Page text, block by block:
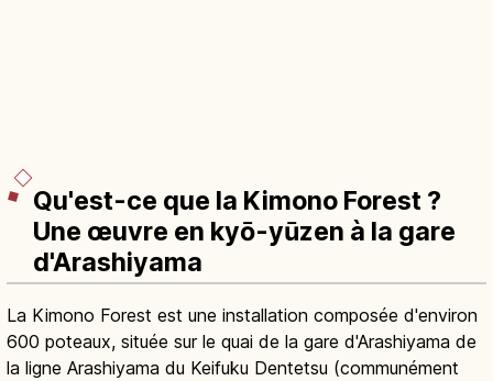
Qu'est-ce que la Kimono Forest ?
Une œuvre en kyō-yūzen à la gare
d'Arashiyama
La Kimono Forest est une installation composée d'environ
600 poteaux, située sur le quai de la gare d'Arashiyama de
la ligne Arashiyama du Keifuku Dentetsu (communément